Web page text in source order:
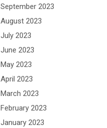
September 2023
August 2023
July 2023
June 2023
May 2023
April 2023
March 2023
February 2023
January 2023